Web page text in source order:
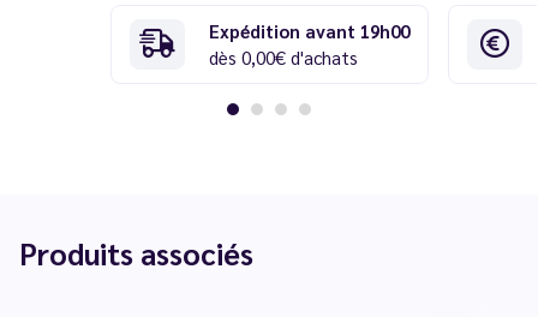
Expédition avant 19h00
dès 0,00€ d'achats
Produits associés